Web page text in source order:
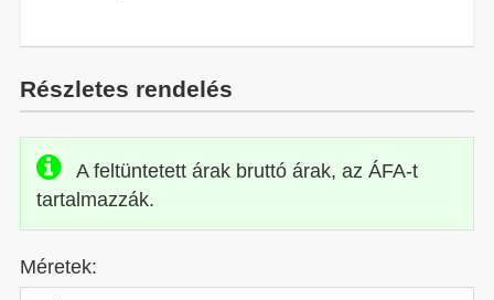
Részletes rendelés
A feltüntetett árak bruttó árak, az ÁFA-t
tartalmazzák.
Méretek: